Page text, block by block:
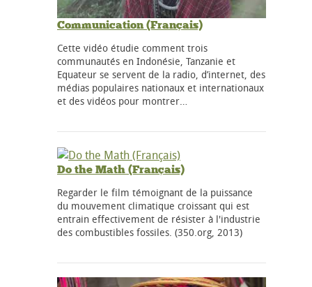
Communication (Français)
Cette vidéo étudie comment trois
communautés en Indonésie, Tanzanie et
Equateur se servent de la radio, d’internet, des
médias populaires nationaux et internationaux
et des vidéos pour montrer…
Do the Math (Français)
Regarder le film témoignant de la puissance
du mouvement climatique croissant qui est
entrain effectivement de résister à l'industrie
des combustibles fossiles. (350.org, 2013)